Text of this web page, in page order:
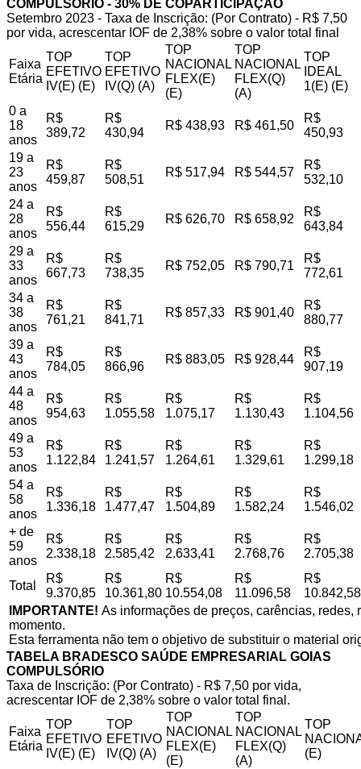
COMPULSÓRIO - 30% DE COPARTICIPAÇÃO
Setembro 2023 - Taxa de Inscrição: (Por Contrato) - R$ 7,50
por vida, acrescentar IOF de 2,38% sobre o valor total final
Faixa
Etária
TOP
EFETIVO
IV(E) (E)
TOP
EFETIVO
IV(Q) (A)
TOP
NACIONAL
FLEX(E)
(E)
TOP
NACIONAL
FLEX(Q)
(A)
TOP
IDEAL
1(E) (E)
0 a
18
anos
R$
389,72
R$
430,94
R$ 438,93 R$ 461,50
R$
450,93
19 a
23
anos
R$
459,87
R$
508,51
R$ 517,94 R$ 544,57
R$
532,10
24 a
28
anos
R$
556,44
R$
615,29
R$ 626,70 R$ 658,92
R$
643,84
29 a
33
anos
R$
667,73
R$
738,35
R$ 752,05 R$ 790,71
R$
772,61
34 a
38
anos
R$
761,21
R$
841,71
R$ 857,33 R$ 901,40
R$
880,77
39 a
43
anos
R$
784,05
R$
866,96
R$ 883,05 R$ 928,44
R$
907,19
44 a
48
anos
R$
954,63
R$
1.055,58
R$
1.075,17
R$
1.130,43
R$
1.104,56
49 a
53
anos
R$
1.122,84
R$
1.241,57
R$
1.264,61
R$
1.329,61
R$
1.299,18
54 a
58
anos
R$
1.336,18
R$
1.477,47
R$
1.504,89
R$
1.582,24
R$
1.546,02
+ de
59
anos
R$
2.338,18
R$
2.585,42
R$
2.633,41
R$
2.768,76
R$
2.705,38
Total
R$
9.370,85
R$
10.361,80
R$
10.554,08
R$
11.096,58
R$
10.842,58
IMPORTANTE! As informações de preços, carências,
momento.
Esta ferramenta não tem o objetivo de substituir o material
TABELA BRADESCO SAÚDE EMPRESARIAL GOIAS
COMPULSÓRIO
Taxa de Inscrição: (Por Contrato) - R$ 7,50 por vida,
acrescentar IOF de 2,38% sobre o valor total final.
Faixa
Etária
TOP
EFETIVO
IV(E) (E)
TOP
EFETIVO
IV(Q) (A)
TOP
NACIONAL
FLEX(E)
(E)
TOP
NACIONAL
FLEX(Q)
(A)
TOP
(E)